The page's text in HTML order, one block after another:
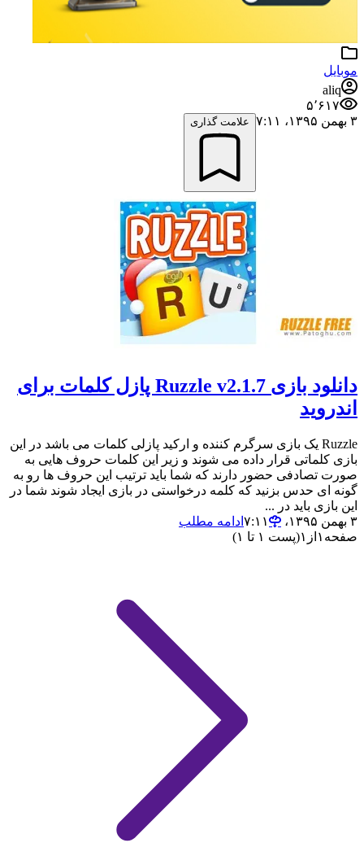
موبایل
aliq
۵٬۶۱۷
۳ بهمن ۱۳۹۵،‏ ۷:۱۱
علامت گذاری
دانلود بازی Ruzzle v2.1.7 پازل کلمات برای
اندروید
Ruzzle یک بازی سرگرم کننده و ارکید پازلی کلمات می باشد در این
بازی کلماتی قرار داده می شوند و زیر این کلمات حروف هایی به
صورت تصادفی حضور دارند که شما باید ترتیب این حروف ها رو به
گونه ای حدس بزنید که کلمه درخواستی در بازی ایجاد شوند شما در
این بازی باید در ...
۳ بهمن ۱۳۹۵،‏ ۷:۱۱
ادامه مطلب
صفحه ۱ از ۱(پست ۱ تا ۱)